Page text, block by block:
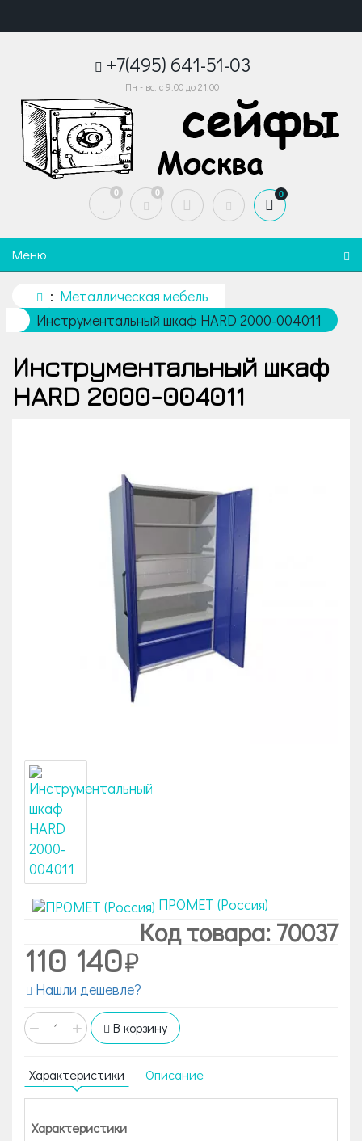
+7(495) 641-51-03
Пн - вс: с 9:00 до 21:00
0 0 0
Меню
Металлическая мебель
Инструментальный шкаф HARD 2000-004011
Инструментальный шкаф
HARD 2000-004011
ПРОМЕТ (Россия)
Код товара: 70037
110 140
Нашли дешевле?
− + В корзину
Характеристики Описание
Характеристики